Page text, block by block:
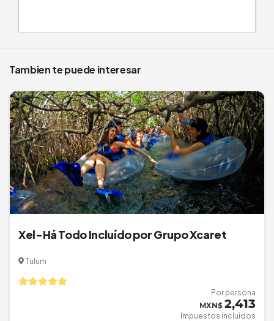
Tambien te puede interesar
Xel-Há Todo Incluído por Grupo Xcaret
Tulum
Por persona
MXN$ 2,413
Impuestos incluidos